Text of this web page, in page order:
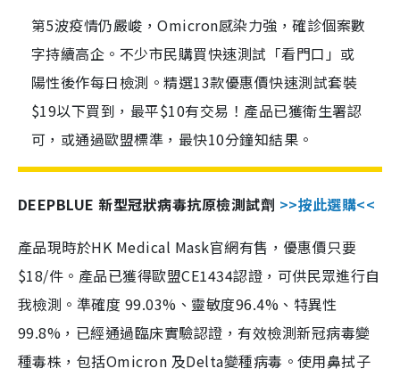
第5波疫情仍嚴峻，Omicron感染力強，確診個案數
字持續高企。不少市民購買快速測試「看門口」或
陽性後作每日檢測。精選13款優惠價快速測試套裝
$19以下買到，最平$10有交易！產品已獲衛生署認
可，或通過歐盟標準，最快10分鐘知結果。
DEEPBLUE 新型冠狀病毒抗原檢測試劑 >>按此選購<<
產品現時於HK Medical Mask官網有售，優惠價只要
$18/件。產品已獲得歐盟CE1434認證，可供民眾進行自
我檢測。準確度 99.03%、靈敏度96.4%、特異性
99.8%，已經通過臨床實驗認證，有效檢測新冠病毒變
種毒株，包括Omicron 及Delta變種病毒。使用鼻拭子